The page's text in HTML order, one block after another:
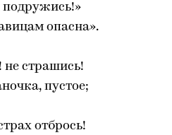
опасна».
не страшись!
пустое;
отбрось!